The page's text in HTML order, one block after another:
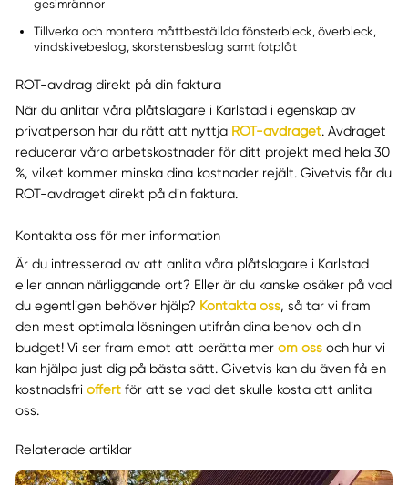
gesimrännor
Tillverka och montera måttbeställda fönsterbleck, överbleck,
vindskivebeslag, skorstensbeslag samt fotplåt
ROT-avdrag direkt på din faktura
När du anlitar våra plåtslagare i Karlstad i egenskap av
privatperson har du rätt att nyttja ROT-avdraget. Avdraget
reducerar våra arbetskostnader för ditt projekt med hela 30
%, vilket kommer minska dina kostnader rejält. Givetvis får du
ROT-avdraget direkt på din faktura.
Kontakta oss för mer information
Är du intresserad av att anlita våra plåtslagare i Karlstad
eller annan närliggande ort? Eller är du kanske osäker på vad
du egentligen behöver hjälp? Kontakta oss, så tar vi fram
den mest optimala lösningen utifrån dina behov och din
budget! Vi ser fram emot att berätta mer om ossoch hur vi
kan hjälpa just dig på bästa sätt. Givetvis kan du även få en
kostnadsfri offertför att se vad det skulle kosta att anlita
oss.
Relaterade artiklar